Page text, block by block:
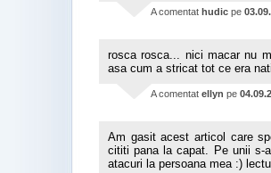
A comentat hudic pe
rosca rosca... nici macar nu
asa cum a stricat tot ce era
A comentat ellyn pe
Am gasit acest articol care
cititi pana la capat. Pe unii s-
atacuri la persoana mea :)